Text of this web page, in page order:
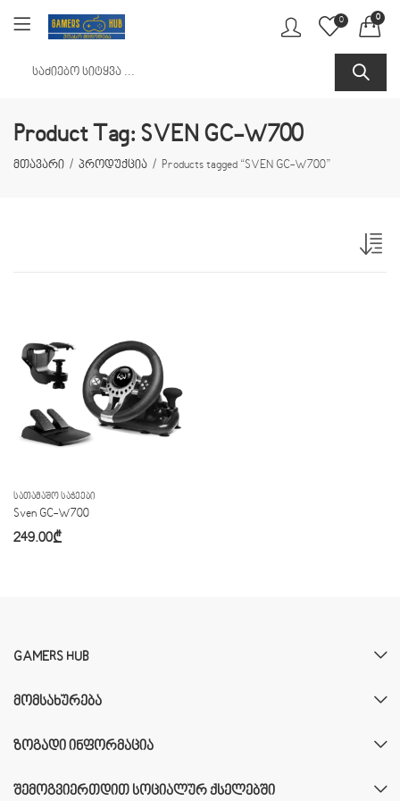
0 0
Product Tag: SVEN GC-W700
მთავარი პროდუქცია Products tagged “SVEN GC-W700”
ᲡᲐᲗᲐᲛᲐᲨᲝ ᲡᲐᲭᲔᲔᲑᲘ
Sven GC-W700
249.00₾
GAMERS HUB
ᲛᲝᲛᲡᲐᲮᲣᲠᲔᲑᲐ
ᲖᲝᲒᲐᲓᲘ ᲘᲜᲤᲝᲠᲛᲐᲪᲘᲐ
ᲨᲔᲛᲝᲒᲕᲘᲔᲠᲗᲓᲘᲗ ᲡᲝᲪᲘᲐᲚᲣᲠ ᲥᲡᲔᲚᲔᲑᲨᲘ